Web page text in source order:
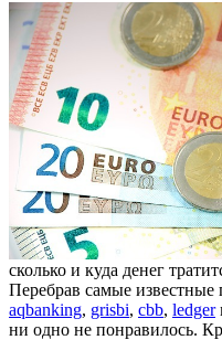
сколько и куда денег
Перебрав самые
aqbanking, grisbi, cbb, ledger
ни одно не понравилось.